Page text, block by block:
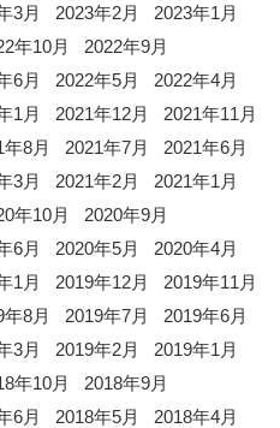
3月 2023年2月
2023年1月
年10月
2022年9月
6月 2022年5月
2022年4月
1月 2021年12月
2021年11月
年8月 2021年7月
2021年6月
3月 2021年2月
2021年1月
年10月
2020年9月
6月 2020年5月
2020年4月
1月 2019年12月
2019年11月
年8月 2019年7月
2019年6月
3月 2019年2月
2019年1月
年10月
2018年9月
6月 2018年5月
2018年4月